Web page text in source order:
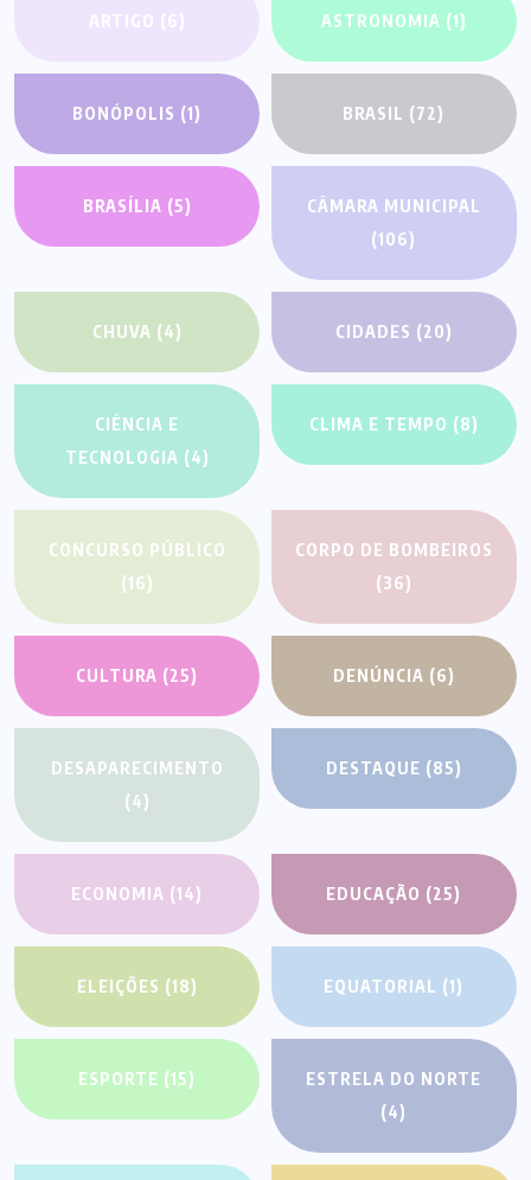
ARTIGO (6) ASTRONOMIA (1)
BONÓPOLIS (1) BRASIL (72)
BRASÍLIA (5)
CÂMARA MUNICIPAL
(106)
CHUVA (4) CIDADES (20)
CIÊNCIA E
TECNOLOGIA (4)
CLIMA E TEMPO (8)
CONCURSO PÚBLICO
(16)
CORPO DE BOMBEIROS
(36)
CULTURA (25) DENÚNCIA (6)
DESAPARECIMENTO
(4)
DESTAQUE (85)
ECONOMIA (14) EDUCAÇÃO (25)
ELEIÇÕES (18) EQUATORIAL (1)
ESPORTE (15)
ESTRELA DO NORTE
(4)